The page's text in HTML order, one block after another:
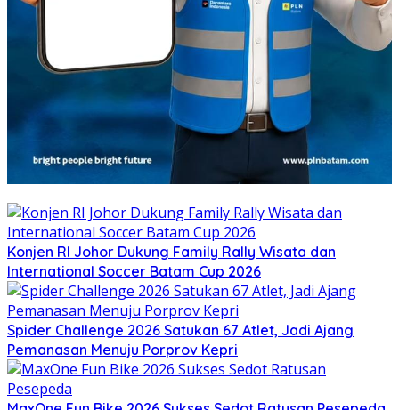
Konjen RI Johor Dukung Family Rally Wisata dan
International Soccer Batam Cup 2026
Spider Challenge 2026 Satukan 67 Atlet, Jadi Ajang
Pemanasan Menuju Porprov Kepri